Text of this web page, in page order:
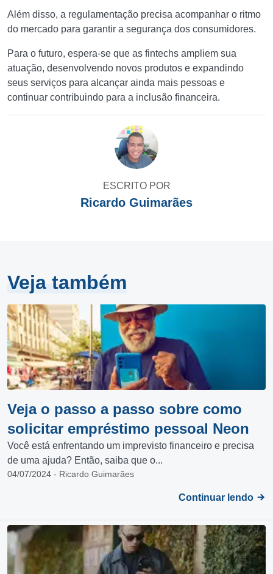
Além disso, a regulamentação precisa acompanhar o ritmo
do mercado para garantir a segurança dos consumidores.
Para o futuro, espera-se que as fintechs ampliem sua
atuação, desenvolvendo novos produtos e expandindo
seus serviços para alcançar ainda mais pessoas e
continuar contribuindo para a inclusão financeira.
ESCRITO POR
Ricardo Guimarães
Veja também
Veja o passo a passo sobre como
solicitar empréstimo pessoal Neon
Você está enfrentando um imprevisto financeiro e precisa
de uma ajuda? Então, saiba que o...
04/07/2024 - Ricardo Guimarães
Continuar lendo